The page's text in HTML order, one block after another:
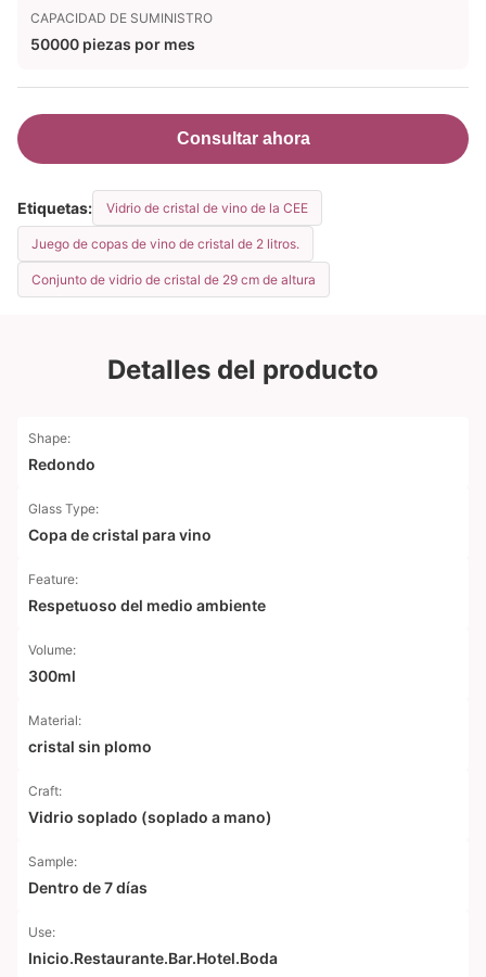
CAPACIDAD DE SUMINISTRO
50000 piezas por mes
Consultar ahora
Etiquetas: Vidrio de cristal de vino de la CEE
Juego de copas de vino de cristal de 2 litros.
Conjunto de vidrio de cristal de 29 cm de altura
Detalles del producto
Shape:
Redondo
Glass Type:
Copa de cristal para vino
Feature:
Respetuoso del medio ambiente
Volume:
300ml
Material:
cristal sin plomo
Craft:
Vidrio soplado (soplado a mano)
Sample:
Dentro de 7 días
Use:
Inicio.Restaurante.Bar.Hotel.Boda